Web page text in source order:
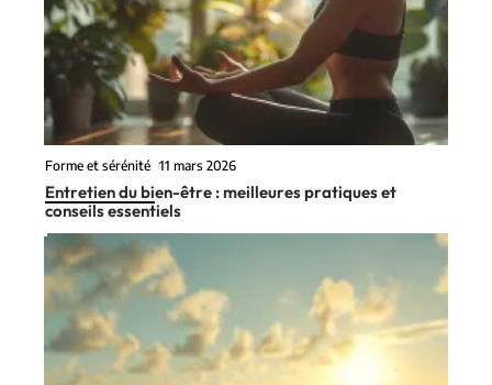
Forme et sérénité 11 mars 2026
Entretien du bien-être : meilleures pratiques et
conseils essentiels